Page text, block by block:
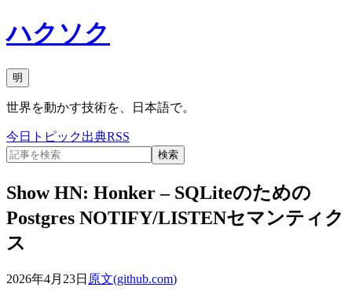
ハクソク
明
世界を動かす技術を、日本語で。
今日 トピック出典RSS
検索
Show HN: Honker – SQLiteのための
Postgres NOTIFY/LISTENセマンティク
ス
2026年4月23日 原文(github.com)